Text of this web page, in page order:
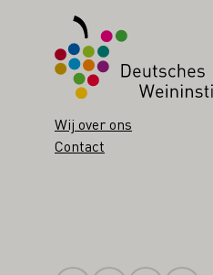
Wij over ons
Contact